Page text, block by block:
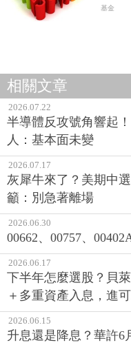
報酬
基金
相關文章
2026.07.22
半導體反攻號角響起
人：基本面未變
2026.07.17
灰犀牛來了？美期中
籲：別急著離場
2026.06.30
00662、00757、
2026.06.17
下半年怎麼選股？貝
＋多重資產入息，進
2026.06.15
升息還是降息？華許6